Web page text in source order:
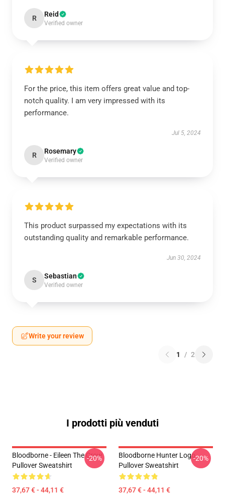
R Reid
Verified owner
For the price, this item offers great value and top-
notch quality. I am very impressed with its
performance.
Jul 5, 2024
R Rosemary
Verified owner
This product surpassed my expectations with its
outstanding quality and remarkable performance.
Jun 30, 2024
S Sebastian
Verified owner
Write your review
1 / 2
I prodotti più venduti
Bloodborne - Eileen The Crow
Pullover Sweatshirt
37,67 € - 44,11 €
-20%
Bloodborne Hunter Logo
Pullover Sweatshirt
37,67 € - 44,11 €
-20%